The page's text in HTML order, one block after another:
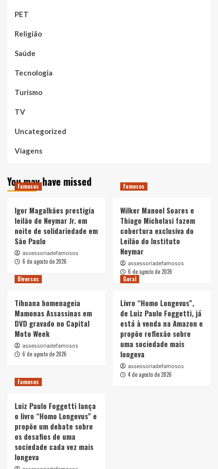
PET
Religião
Saúde
Tecnologia
Turismo
TV
Uncategorized
Viagens
You may have missed
Famosos
Igor Magalhães prestigia
leilão de Neymar Jr. em
noite de solidariedade em
São Paulo
assessoriadefamosos
6 de agosto de 2026
Famosos
Wilker Manoel Soares e
Thiago Michelasi fazem
cobertura exclusiva do
Leilão do Instituto
Neymar
assessoriadefamosos
6 de agosto de 2026
Diversos
Tihuana homenageia
Mamonas Assassinas em
DVD gravado no Capital
Moto Week
assessoriadefamosos
6 de agosto de 2026
Geral
Livro “Homo Longevus”,
de Luiz Paulo Foggetti, já
está à venda na Amazon e
propõe reflexão sobre
uma sociedade mais
longeva
assessoriadefamosos
4 de agosto de 2026
Famosos
Luiz Paulo Foggetti lança
o livro “Homo Longevus” e
propõe um debate sobre
os desafios de uma
sociedade cada vez mais
longeva